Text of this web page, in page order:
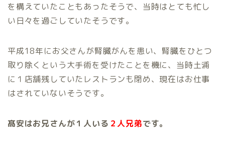
を構えていたこともあったそうで、当時はとても忙し
い日々を過ごしていたそうです。
平成18年にお父さんが腎臓がんを患い、腎臓をひとつ
取り除くという大手術を受けたことを機に、当時土浦
に１店舗残していたレストランも閉め、現在はお仕事
はされていないそうです。
髙安はお兄さんが１人いる ２人兄弟です。